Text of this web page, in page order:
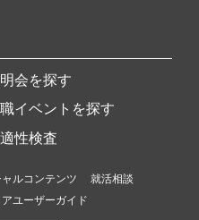
会を探す
イベントを探す
適性検査
ャルコンテンツ
就活相談
ユーザーガイド